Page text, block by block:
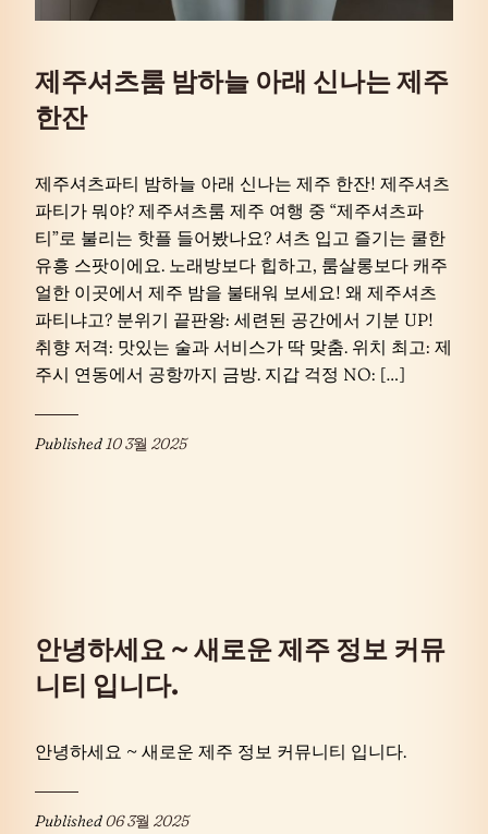
제주셔츠룸 밤하늘 아래 신나는 제주
한잔
제주셔츠파티 밤하늘 아래 신나는 제주 한잔! 제주셔츠
파티가 뭐야? 제주셔츠룸 제주 여행 중 “제주셔츠파
티”로 불리는 핫플 들어봤나요? 셔츠 입고 즐기는 쿨한
유흥 스팟이에요. 노래방보다 힙하고, 룸살롱보다 캐주
얼한 이곳에서 제주 밤을 불태워 보세요! 왜 제주셔츠
파티냐고? 분위기 끝판왕: 세련된 공간에서 기분 UP!
취향 저격: 맛있는 술과 서비스가 딱 맞춤. 위치 최고: 제
주시 연동에서 공항까지 금방. 지갑 걱정 NO: […]
Published 10 3월 2025
안녕하세요 ~ 새로운 제주 정보 커뮤
니티 입니다.
안녕하세요 ~ 새로운 제주 정보 커뮤니티 입니다.
Published06 3월 2025